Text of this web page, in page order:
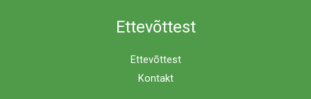
Ettevõttest
Ettevõttest
Kontakt